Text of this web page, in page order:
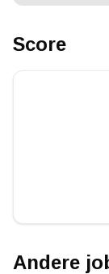
Score
Andere